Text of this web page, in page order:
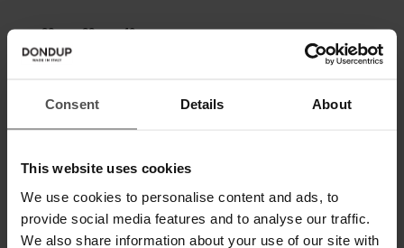
Consent Details About
This website uses cookies
We use cookies to personalise content and ads, to
provide social media features and to analyse our traffic.
We also share information about your use of our site with
36 38 40